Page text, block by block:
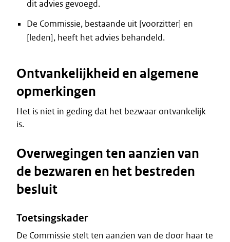
dit advies gevoegd.
De Commissie, bestaande uit [voorzitter] en
[leden], heeft het advies behandeld.
Ontvankelijkheid en algemene
opmerkingen
Het is niet in geding dat het bezwaar ontvankelijk
is.
Overwegingen ten aanzien van
de bezwaren en het bestreden
besluit
Toetsingskader
De Commissie stelt ten aanzien van de door haar te